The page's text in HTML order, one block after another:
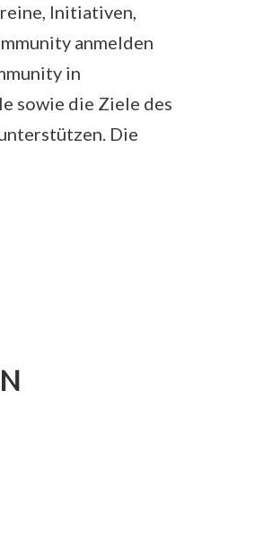
Initiativen,
anmelden
in
sowie die Ziele des
Die